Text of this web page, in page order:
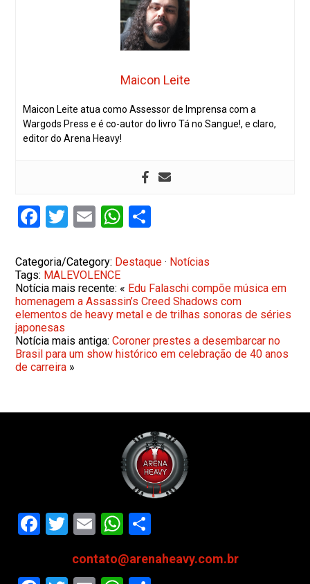
Maicon Leite
Maicon Leite atua como Assessor de Imprensa com a
Wargods Press e é co-autor do livro Tá no Sangue!, e claro,
editor do Arena Heavy!
Facebook
Twitter
EmailWhatsApp
Categoria/Category: Destaque · Notícias
Tags: MALEVOLENCE
Notícia mais recente: « Edu Falaschi compõe música em
homenagem a Assassin’s Creed Shadows com
elementos de heavy metal e de trilhas sonoras de séries
japonesas
Notícia mais antiga:Coroner prestes a desembarcar no
Brasil para um show histórico em celebração de 40 anos
de carreira »
Facebook
Twitter
EmailWhatsApp
contato@arenaheavy.com.br